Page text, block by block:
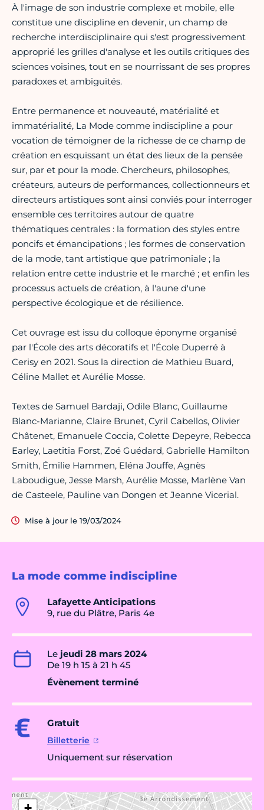
La mode comme indiscipline
Lafayette Anticipations
9, rue du Plâtre, Paris 4e
Le jeudi 28 mars 2024
De 19 h 15 à 21 h 45
Évènement terminé
Gratuit
Billetterie
Uniquement sur réservation
À l'image de son industrie complexe et mobile, elle
constitue une discipline en devenir, un champ de
recherche interdisciplinaire qui s'est progressivement
approprié les grilles d'analyse et les outils critiques des
sciences voisines, tout en se nourrissant de ses propres
paradoxes et ambiguïtés.
Entre permanence et nouveauté, matérialité et
immatérialité, La Mode comme indiscipline a pour
vocation de témoigner de la richesse de ce champ de
création en esquissant un état des lieux de la pensée
sur, par et pour la mode. Chercheurs, philosophes,
créateurs, auteurs de performances, collectionneurs et
directeurs artistiques sont ainsi conviés pour interroger
ensemble ces territoires autour de quatre
thématiques centrales : la formation des styles entre
poncifs et émancipations ; les formes de conservation
de la mode, tant artistique que patrimoniale ; la
relation entre cette industrie et le marché ; et enfin les
processus actuels de création, à l'aune d'une
perspective écologique et de résilience.
Cet ouvrage est issu du colloque éponyme organisé
par l'École des arts décoratifs et l'École Duperré à
Cerisy en 2021. Sous la direction de Mathieu Buard,
Céline Mallet et Aurélie Mosse.
Textes de Samuel Bardaji, Odile Blanc, Guillaume
Blanc-Marianne, Claire Brunet, Cyril Cabellos, Olivier
Châtenet, Emanuele Coccia, Colette Depeyre, Rebecca
Earley, Laetitia Forst, Zoé Guédard, Gabrielle Hamilton
Smith, Émilie Hammen, Eléna Jouffe, Agnès
Laboudigue, Jesse Marsh, Aurélie Mosse, Marlène Van
de Casteele, Pauline van Dongen et Jeanne Vicerial.
Mise à jour le 19/03/2024